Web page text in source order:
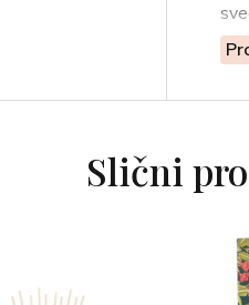
Slični